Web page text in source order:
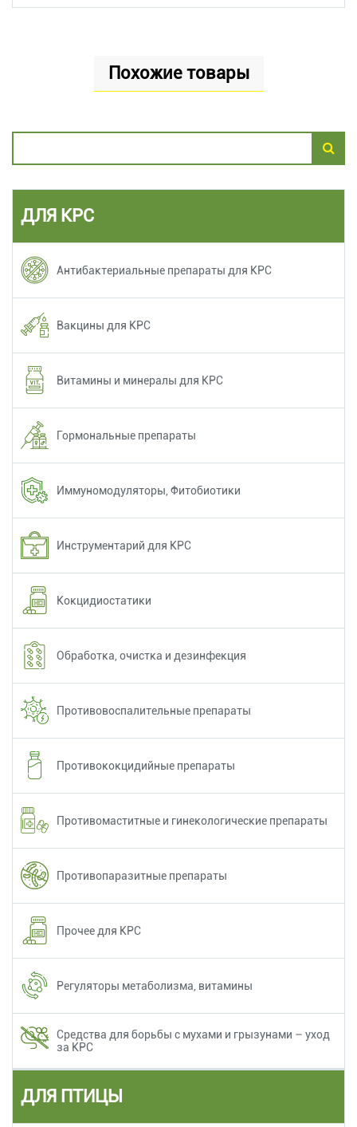
Похожие товары
ДЛЯ КРС
Антибактериальные препараты для КРС
Вакцины для КРС
Витамины и минералы для КРС
Гормональные препараты
Иммуномодуляторы, Фитобиотики
Инструментарий для КРС
Кокцидиостатики
Обработка, очистка и дезинфекция
Противовоспалительные препараты
Противококцидийные препараты
Противомаститные и гинекологические препараты
Противопаразитные препараты
Прочее для КРС
Регуляторы метаболизма, витамины
Средства для борьбы с мухами и грызунами – уход
за КРС
ДЛЯ ПТИЦЫ